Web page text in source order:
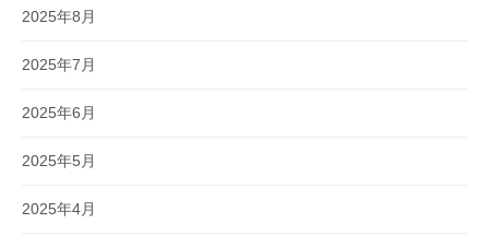
2025年8月
2025年7月
2025年6月
2025年5月
2025年4月